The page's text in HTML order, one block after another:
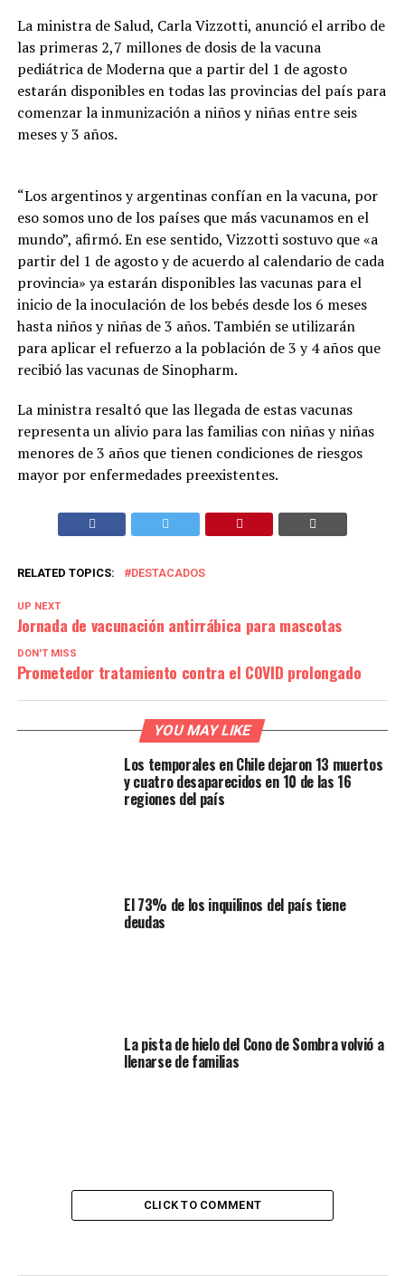
La ministra de Salud, Carla Vizzotti, anunció el arribo de
las primeras 2,7 millones de dosis de la vacuna
pediátrica de Moderna que a partir del 1 de agosto
estarán disponibles en todas las provincias del país para
comenzar la inmunización a niños y niñas entre seis
meses y 3 años.
“Los argentinos y argentinas confían en la vacuna, por
eso somos uno de los países que más vacunamos en el
mundo”, afirmó. En ese sentido, Vizzotti sostuvo que «a
partir del 1 de agosto y de acuerdo al calendario de cada
provincia» ya estarán disponibles las vacunas para el
inicio de la inoculación de los bebés desde los 6 meses
hasta niños y niñas de 3 años. También se utilizarán
para aplicar el refuerzo a la población de 3 y 4 años que
recibió las vacunas de Sinopharm.
La ministra resaltó que las llegada de estas vacunas
representa un alivio para las familias con niñas y niñas
menores de 3 años que tienen condiciones de riesgos
mayor por enfermedades preexistentes.
RELATED TOPICS: DESTACADOS
UP NEXT
Jornada de vacunación antirrábica para mascotas
DON'T MISS
Prometedor tratamiento contra el COVID prolongado
YOU MAY LIKE
Los temporales en Chile dejaron 13 muertos
y cuatro desaparecidos en 10 de las 16
regiones del país
El 73% de los inquilinos del país tiene
deudas
La pista de hielo del Cono de Sombra volvió a
llenarse de familias
CLICK TO COMMENT